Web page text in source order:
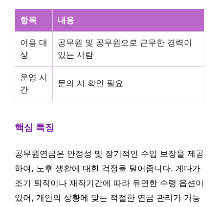
항목 내용
이용 대
상
공무원 및 공무원으로 근무한 경력이
있는 사람
운영 시
간
문의 시 확인 필요
핵심 특징
공무원연금은 안정성 및 장기적인 수입 보장을 제공
하여, 노후 생활에 대한 걱정을 덜어줍니다. 게다가
조기 퇴직이나 재직기간에 따라 유연한 수령 옵션이
있어, 개인의 상황에 맞는 적절한 연금 관리가 가능